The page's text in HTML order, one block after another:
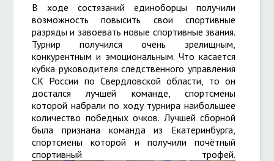
В ходе состязаний единоборцы получили
возможность повысить свои спортивные
разряды и завоевать новые спортивные звания.
Турнир получился очень зрелищным,
конкурентным и эмоциональным. Что касается
кубка руководителя следственного управления
СК России по Свердловской области, то он
достался лучшей команде, спортсмены
которой набрали по ходу турнира наибольшее
количество победных очков. Лучшей сборной
была признана команда из Екатеринбурга,
спортсмены которой и получили почётный
спортивный трофей.